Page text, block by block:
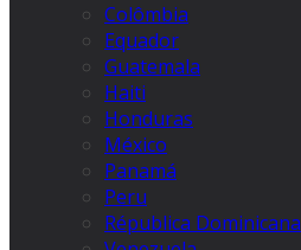
Colômbia
Equador
Guatemala
Haiti
Honduras
México
Panamá
Peru
Républica Dominicana